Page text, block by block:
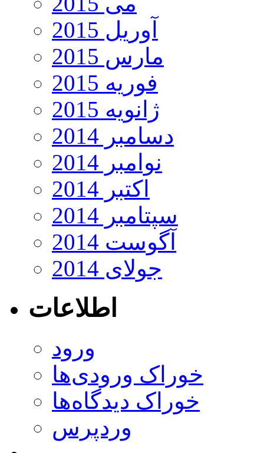
آوریل 2015
مارس 2015
فوریه 2015
ژانویه 2015
دسامبر 2014
نوامبر 2014
اکتبر 2014
سپتامبر 2014
آگوست 2014
جولای 2014
اطلاعات
ورود
خوراک ورودی‌ها
خوراک دیدگاه‌ها
وردپرس